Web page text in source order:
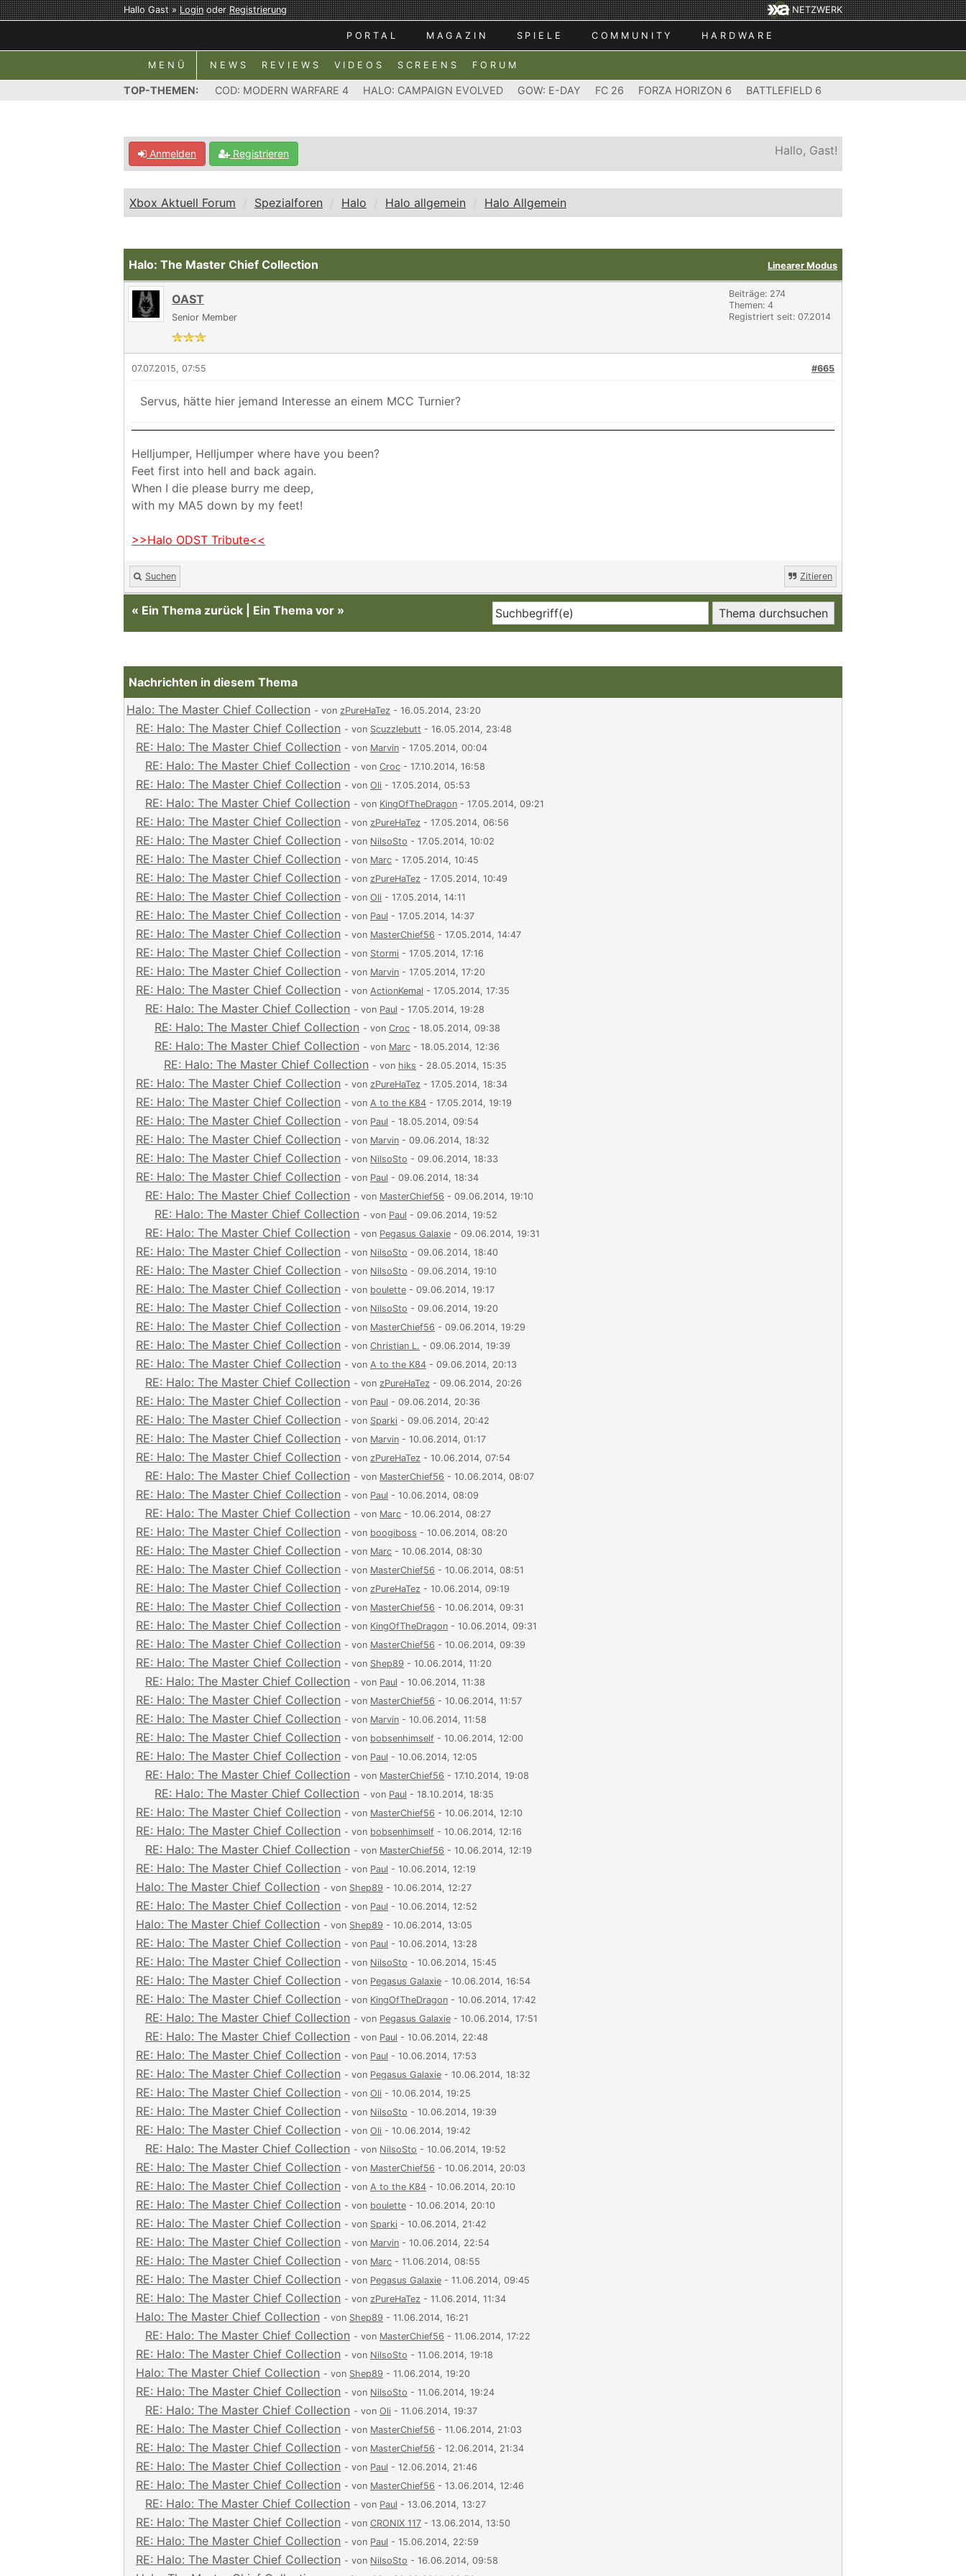
Hallo Gast »LoginoderRegistrierung NETZWERK
PORTAL MAGAZIN SPIELE COMMUNITY HARDWARE
MENÜ NEWS REVIEWS VIDEOS SCREENS FORUM
TOP-THEMEN: COD: MODERN WARFARE 4 HALO: CAMPAIGN EVOLVED GOW: E-DAY FC 26 FORZA HORIZON 6 BATTLEFIELD 6
Anmelden Registrieren Hallo, Gast!
Xbox Aktuell Forum Spezialforen Halo Halo allgemein Halo Allgemein
Linearer Modus
Halo: The Master Chief Collection
OAST
Senior Member
Beiträge: 274
Themen: 4
Registriert seit: 07.2014
#665
07.07.2015, 07:55
Servus, hätte hier jemand Interesse an einem MCC Turnier?
Helljumper, Helljumper where have you been?
Feet first into hell and back again.
When I die please burry me deep,
with my MA5 down by my feet!
>>Halo ODST Tribute<<
Suchen Zitieren
« Ein Thema zurück Ein Thema vor »
Nachrichten in diesem Thema
Halo: The Master Chief Collection - von zPureHaTez - 16.05.2014, 23:20
RE: Halo: The Master Chief Collection - von Scuzzlebutt - 16.05.2014, 23:48
RE: Halo: The Master Chief Collection - von Marvin - 17.05.2014, 00:04
RE: Halo: The Master Chief Collection - von Croc - 17.10.2014, 16:58
RE: Halo: The Master Chief Collection - von Oli - 17.05.2014, 05:53
RE: Halo: The Master Chief Collection - von KingOfTheDragon - 17.05.2014, 09:21
RE: Halo: The Master Chief Collection - von zPureHaTez - 17.05.2014, 06:56
RE: Halo: The Master Chief Collection - von NilsoSto - 17.05.2014, 10:02
RE: Halo: The Master Chief Collection - von Marc - 17.05.2014, 10:45
RE: Halo: The Master Chief Collection - von zPureHaTez - 17.05.2014, 10:49
RE: Halo: The Master Chief Collection - von Oli - 17.05.2014, 14:11
RE: Halo: The Master Chief Collection - von Paul - 17.05.2014, 14:37
RE: Halo: The Master Chief Collection - von MasterChief56 - 17.05.2014, 14:47
RE: Halo: The Master Chief Collection - von Stormi - 17.05.2014, 17:16
RE: Halo: The Master Chief Collection - von Marvin - 17.05.2014, 17:20
RE: Halo: The Master Chief Collection - von ActionKemal - 17.05.2014, 17:35
RE: Halo: The Master Chief Collection - von Paul - 17.05.2014, 19:28
RE: Halo: The Master Chief Collection - von Croc - 18.05.2014, 09:38
RE: Halo: The Master Chief Collection - von Marc - 18.05.2014, 12:36
RE: Halo: The Master Chief Collection - von hiks - 28.05.2014, 15:35
RE: Halo: The Master Chief Collection - von zPureHaTez - 17.05.2014, 18:34
RE: Halo: The Master Chief Collection - von A to the K84 - 17.05.2014, 19:19
RE: Halo: The Master Chief Collection - von Paul - 18.05.2014, 09:54
RE: Halo: The Master Chief Collection - von Marvin - 09.06.2014, 18:32
RE: Halo: The Master Chief Collection - von NilsoSto - 09.06.2014, 18:33
RE: Halo: The Master Chief Collection - von Paul - 09.06.2014, 18:34
RE: Halo: The Master Chief Collection - von MasterChief56 - 09.06.2014, 19:10
RE: Halo: The Master Chief Collection - von Paul - 09.06.2014, 19:52
RE: Halo: The Master Chief Collection - von Pegasus Galaxie - 09.06.2014, 19:31
RE: Halo: The Master Chief Collection - von NilsoSto - 09.06.2014, 18:40
RE: Halo: The Master Chief Collection - von NilsoSto - 09.06.2014, 19:10
RE: Halo: The Master Chief Collection - von boulette - 09.06.2014, 19:17
RE: Halo: The Master Chief Collection - von NilsoSto - 09.06.2014, 19:20
RE: Halo: The Master Chief Collection - von MasterChief56 - 09.06.2014, 19:29
RE: Halo: The Master Chief Collection - von Christian L. - 09.06.2014, 19:39
RE: Halo: The Master Chief Collection - von A to the K84 - 09.06.2014, 20:13
RE: Halo: The Master Chief Collection - von zPureHaTez - 09.06.2014, 20:26
RE: Halo: The Master Chief Collection - von Paul - 09.06.2014, 20:36
RE: Halo: The Master Chief Collection - von Sparki - 09.06.2014, 20:42
RE: Halo: The Master Chief Collection - von Marvin - 10.06.2014, 01:17
RE: Halo: The Master Chief Collection - von zPureHaTez - 10.06.2014, 07:54
RE: Halo: The Master Chief Collection - von MasterChief56 - 10.06.2014, 08:07
RE: Halo: The Master Chief Collection - von Paul - 10.06.2014, 08:09
RE: Halo: The Master Chief Collection - von Marc - 10.06.2014, 08:27
RE: Halo: The Master Chief Collection - von boogiboss - 10.06.2014, 08:20
RE: Halo: The Master Chief Collection - von Marc - 10.06.2014, 08:30
RE: Halo: The Master Chief Collection - von MasterChief56 - 10.06.2014, 08:51
RE: Halo: The Master Chief Collection - von zPureHaTez - 10.06.2014, 09:19
RE: Halo: The Master Chief Collection - von MasterChief56 - 10.06.2014, 09:31
RE: Halo: The Master Chief Collection - von KingOfTheDragon - 10.06.2014, 09:31
RE: Halo: The Master Chief Collection - von MasterChief56 - 10.06.2014, 09:39
RE: Halo: The Master Chief Collection - von Shep89 - 10.06.2014, 11:20
RE: Halo: The Master Chief Collection - von Paul - 10.06.2014, 11:38
RE: Halo: The Master Chief Collection - von MasterChief56 - 10.06.2014, 11:57
RE: Halo: The Master Chief Collection - von Marvin - 10.06.2014, 11:58
RE: Halo: The Master Chief Collection - von bobsenhimself - 10.06.2014, 12:00
RE: Halo: The Master Chief Collection - von Paul - 10.06.2014, 12:05
RE: Halo: The Master Chief Collection - von MasterChief56 - 17.10.2014, 19:08
RE: Halo: The Master Chief Collection - von Paul - 18.10.2014, 18:35
RE: Halo: The Master Chief Collection - von MasterChief56 - 10.06.2014, 12:10
RE: Halo: The Master Chief Collection - von bobsenhimself - 10.06.2014, 12:16
RE: Halo: The Master Chief Collection - von MasterChief56 - 10.06.2014, 12:19
RE: Halo: The Master Chief Collection - von Paul - 10.06.2014, 12:19
Halo: The Master Chief Collection - von Shep89 - 10.06.2014, 12:27
RE: Halo: The Master Chief Collection - von Paul - 10.06.2014, 12:52
Halo: The Master Chief Collection - von Shep89 - 10.06.2014, 13:05
RE: Halo: The Master Chief Collection - von Paul - 10.06.2014, 13:28
RE: Halo: The Master Chief Collection - von NilsoSto - 10.06.2014, 15:45
RE: Halo: The Master Chief Collection - von Pegasus Galaxie - 10.06.2014, 16:54
RE: Halo: The Master Chief Collection - von KingOfTheDragon - 10.06.2014, 17:42
RE: Halo: The Master Chief Collection - von Pegasus Galaxie - 10.06.2014, 17:51
RE: Halo: The Master Chief Collection - von Paul - 10.06.2014, 22:48
RE: Halo: The Master Chief Collection - von Paul - 10.06.2014, 17:53
RE: Halo: The Master Chief Collection - von Pegasus Galaxie - 10.06.2014, 18:32
RE: Halo: The Master Chief Collection - von Oli - 10.06.2014, 19:25
RE: Halo: The Master Chief Collection - von NilsoSto - 10.06.2014, 19:39
RE: Halo: The Master Chief Collection - von Oli - 10.06.2014, 19:42
RE: Halo: The Master Chief Collection - von NilsoSto - 10.06.2014, 19:52
RE: Halo: The Master Chief Collection - von MasterChief56 - 10.06.2014, 20:03
RE: Halo: The Master Chief Collection - von A to the K84 - 10.06.2014, 20:10
RE: Halo: The Master Chief Collection - von boulette - 10.06.2014, 20:10
RE: Halo: The Master Chief Collection - von Sparki - 10.06.2014, 21:42
RE: Halo: The Master Chief Collection - von Marvin - 10.06.2014, 22:54
RE: Halo: The Master Chief Collection - von Marc - 11.06.2014, 08:55
RE: Halo: The Master Chief Collection - von Pegasus Galaxie - 11.06.2014, 09:45
RE: Halo: The Master Chief Collection - von zPureHaTez - 11.06.2014, 11:34
Halo: The Master Chief Collection - von Shep89 - 11.06.2014, 16:21
RE: Halo: The Master Chief Collection - von MasterChief56 - 11.06.2014, 17:22
RE: Halo: The Master Chief Collection - von NilsoSto - 11.06.2014, 19:18
Halo: The Master Chief Collection - von Shep89 - 11.06.2014, 19:20
RE: Halo: The Master Chief Collection - von NilsoSto - 11.06.2014, 19:24
RE: Halo: The Master Chief Collection - von Oli - 11.06.2014, 19:37
RE: Halo: The Master Chief Collection - von MasterChief56 - 11.06.2014, 21:03
RE: Halo: The Master Chief Collection - von MasterChief56 - 12.06.2014, 21:34
RE: Halo: The Master Chief Collection - von Paul - 12.06.2014, 21:46
RE: Halo: The Master Chief Collection - von MasterChief56 - 13.06.2014, 12:46
RE: Halo: The Master Chief Collection - von Paul - 13.06.2014, 13:27
RE: Halo: The Master Chief Collection - von CRONIX 117 - 13.06.2014, 13:50
RE: Halo: The Master Chief Collection - von Paul - 15.06.2014, 22:59
RE: Halo: The Master Chief Collection - von NilsoSto - 16.06.2014, 09:58